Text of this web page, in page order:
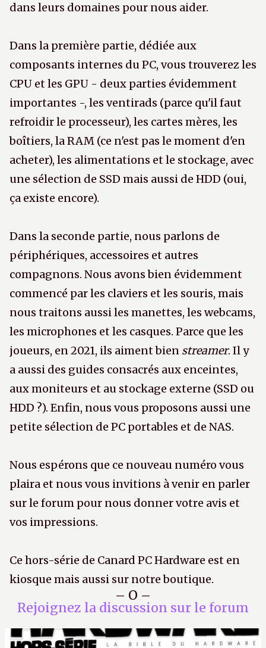
dans leurs domaines pour nous aider.
Dans la première partie, dédiée aux
composants internes du PC, vous trouverez les
CPU et les GPU - deux parties évidemment
importantes -, les ventirads (parce qu'il faut
refroidir le processeur), les cartes mères, les
boîtiers, la RAM (ce n'est pas le moment d'en
acheter), les alimentations et le stockage, avec
une sélection de SSD mais aussi de HDD (oui,
ça existe encore).
Dans la seconde partie, nous parlons de
périphériques, accessoires et autres
compagnons. Nous avons bien évidemment
commencé par les claviers et les souris, mais
nous traitons aussi les manettes, les webcams,
les microphones et les casques. Parce que les
joueurs, en 2021, ils aiment bien streamer. Il y
a aussi des guides consacrés aux enceintes,
aux moniteurs et au stockage externe (SSD ou
HDD ?). Enfin, nous vous proposons aussi une
petite sélection de PC portables et de NAS.
Nous espérons que ce nouveau numéro vous
plaira et nous vous invitions à venir en parler
sur le forum pour nous donner votre avis et
vos impressions.
Ce hors-série de Canard PC Hardware est en
kiosque mais aussi sur notre boutique.
– O –
Rejoignez la discussion sur le forum